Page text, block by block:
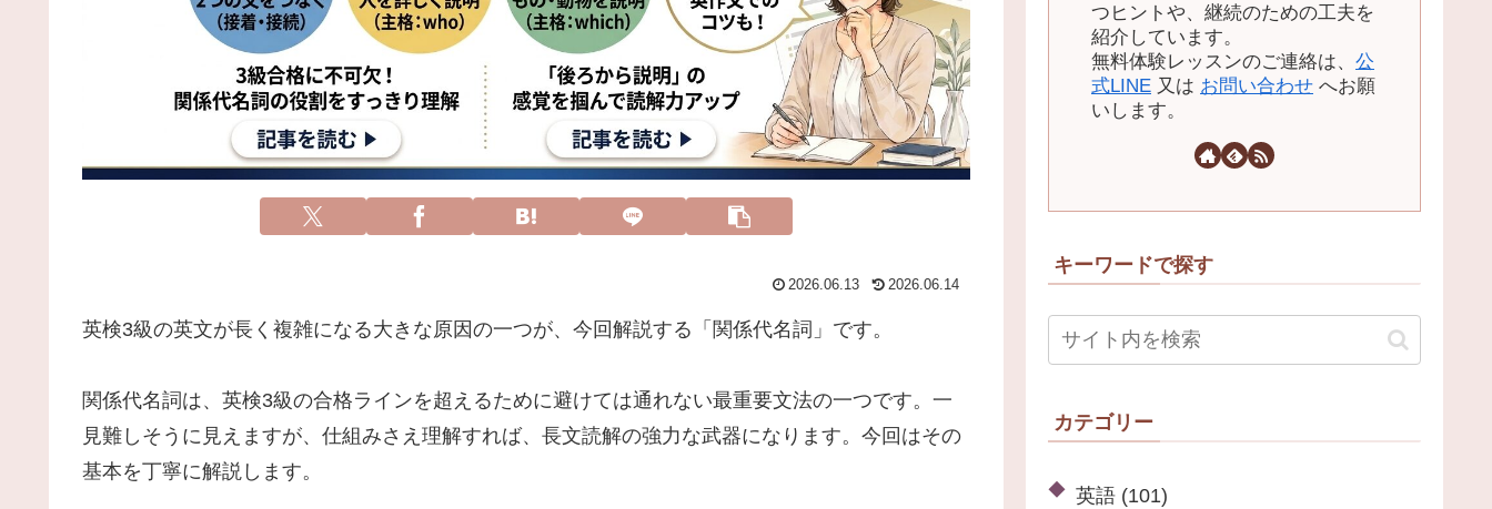
2026.06.13 2026.06.14
英検3級の英文が長く複雑になる大きな原因の一つが、今回解説する「関係代名詞」です。
関係代名詞は、英検3級の合格ラインを超えるために避けては通れない最重要文法の一つです。一
見難しそうに見えますが、仕組みさえ理解すれば、長文読解の強力な武器になります。今回はその
基本を丁寧に解説します。
つヒントや、継続のための工夫を
紹介しています。
無料体験レッスンのご連絡は、 公
式LINE 又は お問い合わせ へお願
いします。
キーワードで探す
カテゴリー
英語 (101)